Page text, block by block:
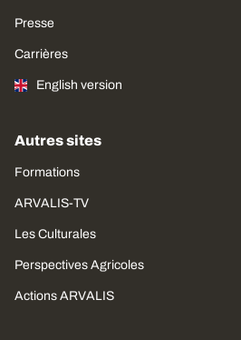
Presse
Carrières
English version
Autres sites
Formations
ARVALIS-TV
Les Culturales
Perspectives Agricoles
Actions ARVALIS